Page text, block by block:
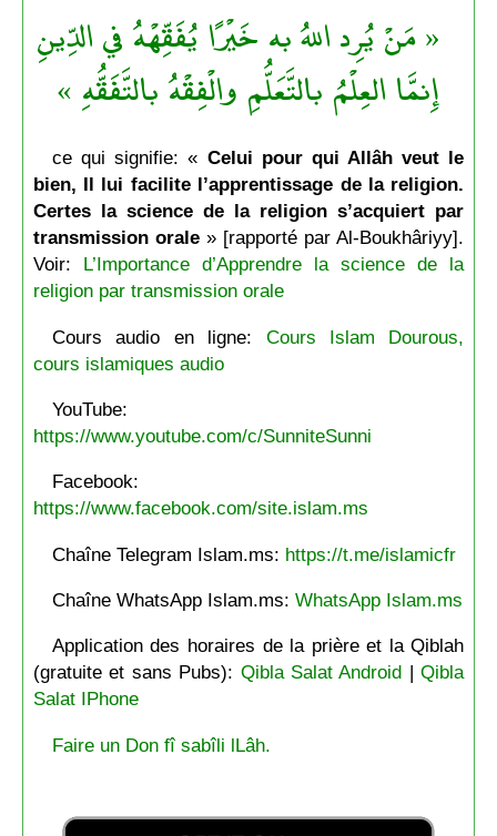
« مَنْ يُرِد اللهُ به خَيْرًا يُفَقِّهْهُ في الدِّينِ
إِنمَّا العِلْمُ بالتَّعَلُّمِ والْفِقْهُ بالتَّفَقُّهِ »
ce qui signifie: « Celui pour qui Allâh veut le
bien, Il lui facilite l’apprentissage de la religion.
Certes la science de la religion s’acquiert par
transmission orale» [rapporté par Al-Boukhâriyy].
Voir: L’Importance d’Apprendre la science de la
religion par transmission orale
Cours audio en ligne: Cours Islam Dourous,
cours islamiques audio
YouTube:
https://www.youtube.com/c/SunniteSunni
Facebook:
https://www.facebook.com/site.islam.ms
Chaîne Telegram Islam.ms: https://t.me/islamicfr
Chaîne WhatsApp Islam.ms: WhatsApp Islam.ms
Application des horaires de la prière et la Qiblah
(gratuite et sans Pubs): Qibla Salat Android |Qibla
Salat IPhone
Faire un Don fî sabîli lLâh.